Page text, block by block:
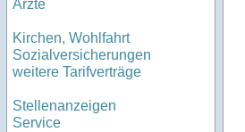
Ärzte
Kirchen, Wohlfahrt
Sozialversicherungen
weitere Tarifverträge
Stellenanzeigen
Service